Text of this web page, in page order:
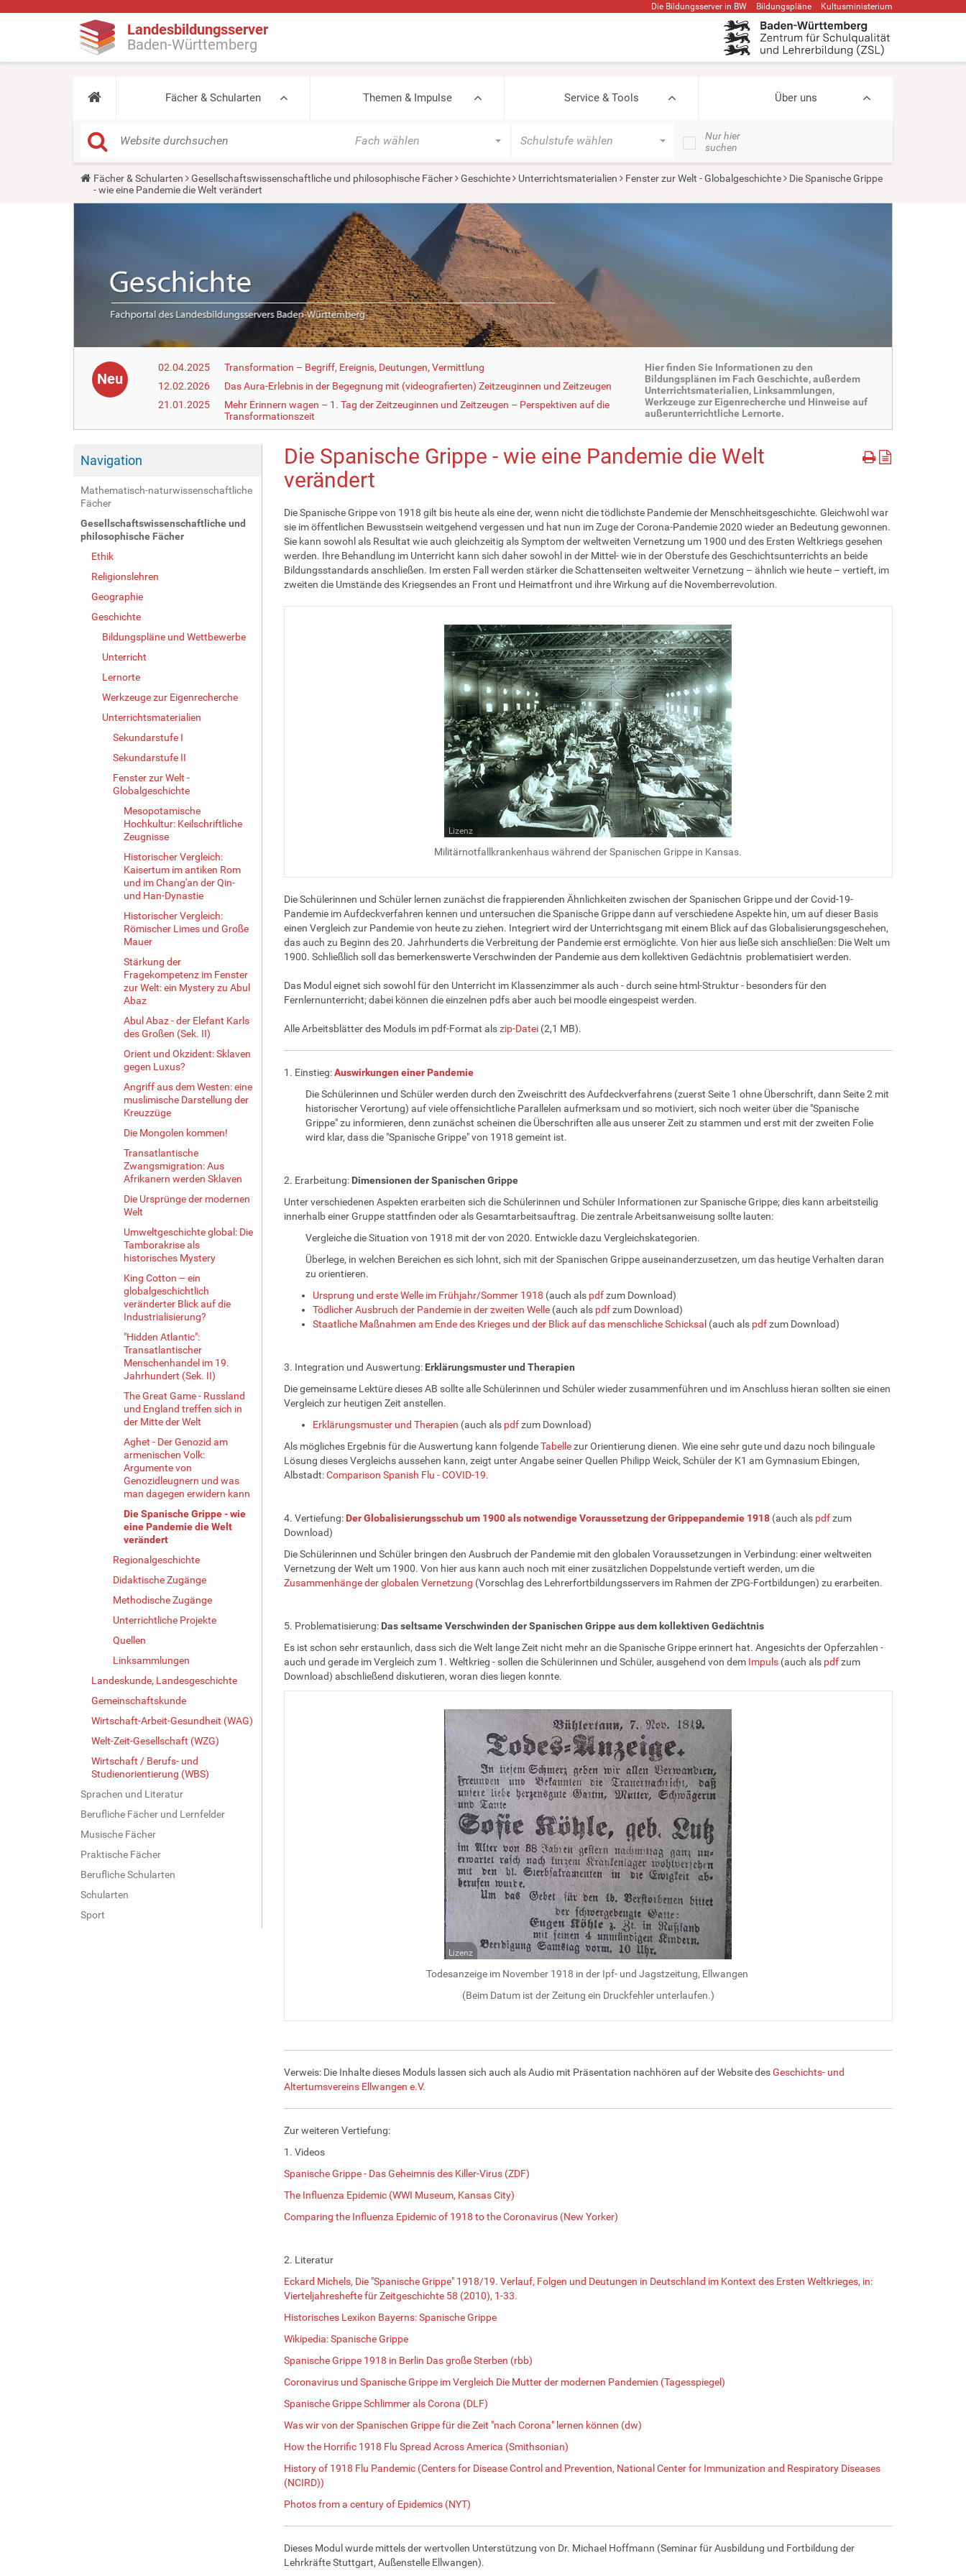
Die Bildungsserver in BW Bildungspläne Kultusministerium
Landesbildungsserver
Baden-Württemberg
Fächer & Schularten Themen & Impulse Service & Tools Über uns
Fach wählen Schulstufe wählen
Nur hier
suchen
Y
u
Fächer & Schularten Gesellschaftswissenschaftliche und philosophische Fächer Geschichte Unterrichtsmaterialien Fenster zur Welt - Globalgeschichte
Die Spanische Grippe
- wie eine Pandemie die Welt verändert
Neu
02.04.2025
Transformation – Begriff, Ereignis, Deutungen, Vermittlung
12.02.2026
Das Aura-Erlebnis in der Begegnung mit (videografierten) Zeitzeuginnen und Zeitzeugen
21.01.2025
Mehr Erinnern wagen – 1. Tag der Zeitzeuginnen und Zeitzeugen – Perspektiven auf die
Transformationszeit
Hier finden Sie Informationen zu den
Bildungsplänen im Fach Geschichte, außerdem
Unterrichtsmaterialien, Linksammlungen,
Werkzeuge zur Eigenrecherche und Hinweise auf
außerunterrichtliche Lernorte.
Navigation
Mathematisch-naturwissenschaftliche
Fächer
Gesellschaftswissenschaftliche und
philosophische Fächer
Ethik
Religionslehren
Geographie
Geschichte
Bildungspläne und Wettbewerbe
Unterricht
Lernorte
Werkzeuge zur Eigenrecherche
Unterrichtsmaterialien
Sekundarstufe I
Sekundarstufe II
Fenster zur Welt -
Globalgeschichte
Mesopotamische
Hochkultur: Keilschriftliche
Zeugnisse
Historischer Vergleich:
Kaisertum im antiken Rom
und im Chang'an der Qin-
und Han-Dynastie
Historischer Vergleich:
Römischer Limes und Große
Mauer
Stärkung der
Fragekompetenz im Fenster
zur Welt: ein Mystery zu Abul
Abaz
Abul Abaz - der Elefant Karls
des Großen (Sek. II)
Orient und Okzident: Sklaven
gegen Luxus?
Angriff aus dem Westen: eine
muslimische Darstellung der
Kreuzzüge
Die Mongolen kommen!
Transatlantische
Zwangsmigration: Aus
Afrikanern werden Sklaven
Die Ursprünge der modernen
Welt
Umweltgeschichte global: Die
Tamborakrise als
historisches Mystery
King Cotton – ein
globalgeschichtlich
veränderter Blick auf die
Industrialisierung?
"Hidden Atlantic":
Transatlantischer
Menschenhandel im 19.
Jahrhundert (Sek. II)
The Great Game - Russland
und England treffen sich in
der Mitte der Welt
Aghet - Der Genozid am
armenischen Volk:
Argumente von
Genozidleugnern und was
man dagegen erwidern kann
Die Spanische Grippe - wie
eine Pandemie die Welt
verändert
Regionalgeschichte
Didaktische Zugänge
Methodische Zugänge
Unterrichtliche Projekte
Quellen
Linksammlungen
Landeskunde, Landesgeschichte
Gemeinschaftskunde
Wirtschaft-Arbeit-Gesundheit (WAG)
Welt-Zeit-Gesellschaft (WZG)
Wirtschaft / Berufs- und
Studienorientierung (WBS)
Sprachen und Literatur
Berufliche Fächer und Lernfelder
Musische Fächer
Praktische Fächer
Berufliche Schularten
Schularten
Sport
Die Spanische Grippe - wie eine Pandemie die Welt
verändert
Die Spanische Grippe von 1918 gilt bis heute als eine der, wenn nicht die tödlichste Pandemie der Menschheitsgeschichte. Gleichwohl war
sie im öffentlichen Bewusstsein weitgehend vergessen und hat nun im Zuge der Corona-Pandemie 2020 wieder an Bedeutung gewonnen.
Sie kann sowohl als Resultat wie auch gleichzeitig als Symptom der weltweiten Vernetzung um 1900 und des Ersten Weltkriegs gesehen
werden. Ihre Behandlung im Unterricht kann sich daher sowohl in der Mittel- wie in der Oberstufe des Geschichtsunterrichts an beide
Bildungsstandards anschließen. Im ersten Fall werden stärker die Schattenseiten weltweiter Vernetzung – ähnlich wie heute – vertieft, im
zweiten die Umstände des Kriegsendes an Front und Heimatfront und ihre Wirkung auf die Novemberrevolution.
Lizenz
Militärnotfallkrankenhaus während der Spanischen Grippe in Kansas.
Die Schülerinnen und Schüler lernen zunächst die frappierenden Ähnlichkeiten zwischen der Spanischen Grippe und der Covid-19-
Pandemie im Aufdeckverfahren kennen und untersuchen die Spanische Grippe dann auf verschiedene Aspekte hin, um auf dieser Basis
einen Vergleich zur Pandemie von heute zu ziehen. Integriert wird der Unterrichtsgang mit einem Blick auf das Globalisierungsgeschehen,
das auch zu Beginn des 20. Jahrhunderts die Verbreitung der Pandemie erst ermöglichte. Von hier aus ließe sich anschließen: Die Welt um
1900. Schließlich soll das bemerkenswerte Verschwinden der Pandemie aus dem kollektiven Gedächtnis problematisiert werden.
Das Modul eignet sich sowohl für den Unterricht im Klassenzimmer als auch - durch seine html-Struktur - besonders für den
Fernlernunterricht; dabei können die einzelnen pdfs aber auch bei moodle eingespeist werden.
Alle Arbeitsblätter des Moduls im pdf-Format alszip-Datei (2,1 MB).
1. Einstieg:Auswirkungen einer Pandemie
Die Schülerinnen und Schüler werden durch den Zweischritt des Aufdeckverfahrens (zuerst Seite 1 ohne Überschrift, dann Seite 2 mit
historischer Verortung) auf viele offensichtliche Parallelen aufmerksam und so motiviert, sich noch weiter über die "Spanische
Grippe" zu informieren, denn zunächst scheinen die Überschriften alle aus unserer Zeit zu stammen und erst mit der zweiten Folie
wird klar, dass die "Spanische Grippe" von 1918 gemeint ist.
2. Erarbeitung: Dimensionen der Spanischen Grippe
Unter verschiedenen Aspekten erarbeiten sich die Schülerinnen und Schüler Informationen zur Spanische Grippe; dies kann arbeitsteilig
innerhalb einer Gruppe stattfinden oder als Gesamtarbeitsauftrag. Die zentrale Arbeitsanweisung sollte lauten:
Vergleiche die Situation von 1918 mit der von 2020. Entwickle dazu Vergleichskategorien.
Überlege, in welchen Bereichen es sich lohnt, sich mit der Spanischen Grippe auseinanderzusetzen, um das heutige Verhalten daran
zu orientieren.
Ursprung und erste Welle im Frühjahr/Sommer 1918 (auch als pdfzum Download)
Tödlicher Ausbruch der Pandemie in der zweiten Welle(auch als pdfzum Download)
Staatliche Maßnahmen am Ende des Krieges und der Blick auf das menschliche Schicksal (auch als pdfzum Download)
3. Integration und Auswertung:Erklärungsmuster und Therapien
Die gemeinsame Lektüre dieses AB sollte alle Schülerinnen und Schüler wieder zusammenführen und im Anschluss hieran sollten sie einen
Vergleich zur heutigen Zeit anstellen.
Erklärungsmuster und Therapien (auch als pdfzum Download)
Als mögliches Ergebnis für die Auswertung kann folgendeTabellezur Orientierung dienen. Wie eine sehr gute und dazu noch bilinguale
Lösung dieses Vergleichs aussehen kann, zeigt unter Angabe seiner Quellen Philipp Weick, Schüler der K1 am Gymnasium Ebingen,
Albstadt:Comparison Spanish Flu - COVID-19.
4. Vertiefung: Der Globalisierungsschub um 1900 als notwendige Voraussetzung der Grippepandemie 1918 (auch als pdfzum
Download)
Die Schülerinnen und Schüler bringen den Ausbruch der Pandemie mit den globalen Voraussetzungen in Verbindung: einer weltweiten
Vernetzung der Welt um 1900. Von hier aus kann auch noch mit einer zusätzlichen Doppelstunde vertieft werden, um die
Zusammenhänge der globalen Vernetzung (Vorschlag des Lehrerfortbildungsservers im Rahmen der ZPG-Fortbildungen) zu erarbeiten.
5. Problematisierung: Das seltsame Verschwinden der Spanischen Grippe aus dem kollektiven Gedächtnis
Es ist schon sehr erstaunlich, dass sich die Welt lange Zeit nicht mehr an die Spanische Grippe erinnert hat. Angesichts der Opferzahlen -
auch und gerade im Vergleich zum 1. Weltkrieg - sollen die Schülerinnen und Schüler, ausgehend von dem Impuls (auch als pdfzum
Download) abschließend diskutieren, woran dies liegen konnte.
Lizenz
Todesanzeige im November 1918 in der Ipf- und Jagstzeitung, Ellwangen
(Beim Datum ist der Zeitung ein Druckfehler unterlaufen.)
Verweis: Die Inhalte dieses Moduls lassen sich auch als Audio mit Präsentation nachhören auf der Website desGeschichts- und
Altertumsvereins Ellwangen e.V.
Zur weiteren Vertiefung:
1. Videos
Spanische Grippe - Das Geheimnis des Killer-Virus (ZDF)
The Influenza Epidemic (WWI Museum, Kansas City)
Comparing the Influenza Epidemic of 1918 to the Coronavirus (New Yorker)
2. Literatur
Eckard Michels, Die "Spanische Grippe" 1918/19. Verlauf, Folgen und Deutungen in Deutschland im Kontext des Ersten Weltkrieges, in:
Vierteljahreshefte für Zeitgeschichte 58 (2010), 1-33.
Historisches Lexikon Bayerns: Spanische Grippe
Wikipedia: Spanische Grippe
Spanische Grippe 1918 in Berlin Das große Sterben (rbb)
Coronavirus und Spanische Grippe im Vergleich Die Mutter der modernen Pandemien (Tagesspiegel)
Spanische Grippe Schlimmer als Corona (DLF)
Was wir von der Spanischen Grippe für die Zeit "nach Corona" lernen können (dw)
How the Horrific 1918 Flu Spread Across America (Smithsonian)
History of 1918 Flu Pandemic (Centers for Disease Control and Prevention, National Center for Immunization and Respiratory Diseases
(NCIRD))
Photos from a century of Epidemics (NYT)
Dieses Modul wurde mittels der wertvollen Unterstützung von Dr. Michael Hoffmann (Seminar für Ausbildung und Fortbildung der
Lehrkräfte Stuttgart, Außenstelle Ellwangen).